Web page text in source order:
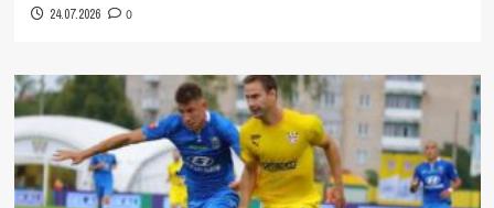
24.07.2026 0